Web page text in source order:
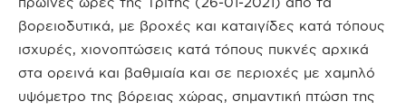
βορειοδυτικά, με βροχές και καταιγίδες κατά τόπους
ισχυρές, χιονοπτώσεις κατά τόπους πυκνές αρχικά
στα ορεινά και βαθμιαία και σε περιοχές με χαμηλό
υψόμετρο της βόρειας χώρας, σημαντική πτώση της